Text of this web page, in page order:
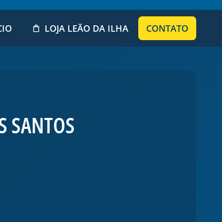
LOJA LEÃO DA ILHA CONTATO
SANTOS